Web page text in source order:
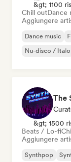
&gt; 1100
Chill outDance
Aggiungere
Dance music
Nu-disco / Italo
The
&gt; 1500
Beats / Lo-fi
Aggiungere
Synthpop